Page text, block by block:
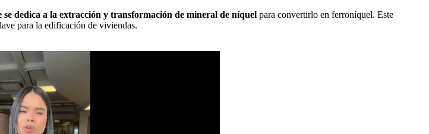
se dedica a la extracción y transformación de mineral de níquel para convertirlo en ferroníquel. Este
para la edificación de viviendas.